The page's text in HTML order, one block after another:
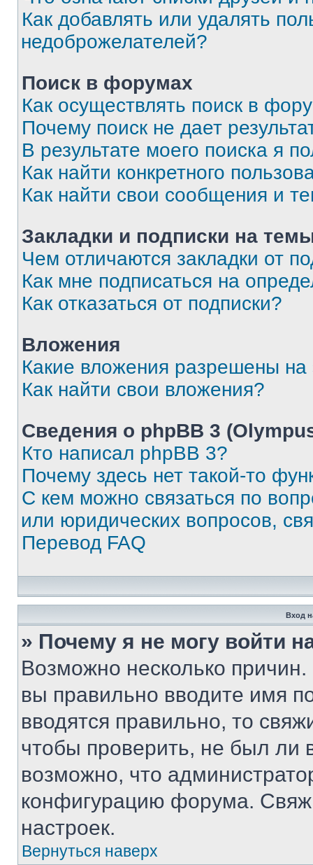
Как добавлять или удалять
недоброжелателей?
Поиск в форумах
Как осуществлять поиск в
Почему поиск не дает
В результате моего поиска я
Как найти конкретного
Как найти свои сообщения и
Закладки и подписки на
Чем отличаются закладки от
Как мне подписаться на
Как отказаться от подписки?
Вложения
Какие вложения разрешены
Как найти свои вложения?
Сведения о phpBB 3
Кто написал phpBB 3?
Почему здесь нет такой-то
С кем можно связаться по
или юридических вопросов,
Перевод FAQ
Вход
» Почему я не могу войти
Возможно несколько
вы правильно вводите имя
вводятся правильно, то
чтобы проверить, не был ли
возможно, что
конфигурацию форума.
настроек.
Вернуться наверх